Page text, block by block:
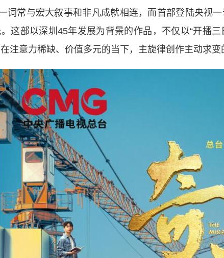
常与宏大叙事和非凡成就相连，而首部登陆央视
这部以深圳45年发展为背景的作品，不仅以“开播
注意力稀缺、价值多元的当下，主旋律创作主动求变